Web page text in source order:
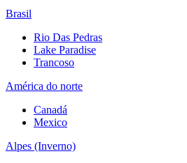
Brasil
Rio Das Pedras
Lake Paradise
Trancoso
América do norte
Canadá
Mexico
Alpes (Inverno)